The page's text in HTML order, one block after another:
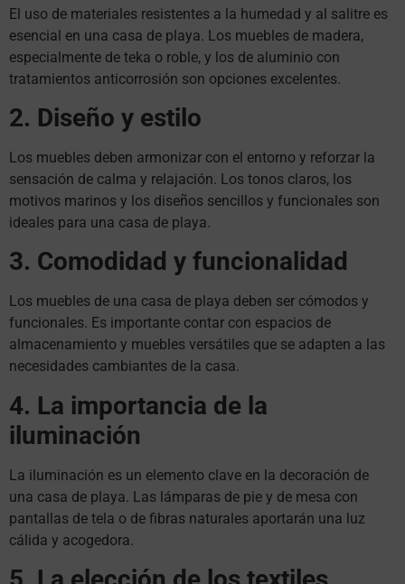
El uso de materiales resistentes a la humedad y al salitre es
esencial en una casa de playa. Los muebles de madera,
especialmente de teka o roble, y los de aluminio con
tratamientos anticorrosión son opciones excelentes.
2. Diseño y estilo
Los muebles deben armonizar con el entorno y reforzar la
sensación de calma y relajación. Los tonos claros, los
motivos marinos y los diseños sencillos y funcionales son
ideales para una casa de playa.
3. Comodidad y funcionalidad
Los muebles de una casa de playa deben ser cómodos y
funcionales. Es importante contar con espacios de
almacenamiento y muebles versátiles que se adapten a las
necesidades cambiantes de la casa.
4. La importancia de la
iluminación
La iluminación es un elemento clave en la decoración de
una casa de playa. Las lámparas de pie y de mesa con
pantallas de tela o de fibras naturales aportarán una luz
cálida y acogedora.